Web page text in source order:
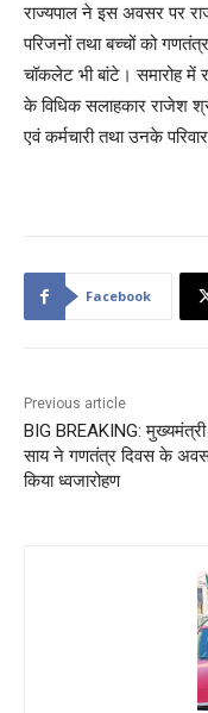
राज्यपाल ने इस अवसर पर
परिजनों तथा बच्चों को
चॉकलेट भी बांटे। समारोह में
के विधिक सलाहकार राजेश
एवं कर्मचारी तथा उनके
Facebook
Previous article
BIG BREAKING: मुख्यमंत्री
साय ने गणतंत्र दिवस के
किया ध्वजारोहण